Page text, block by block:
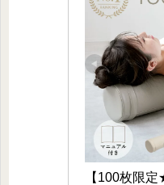
【100枚限